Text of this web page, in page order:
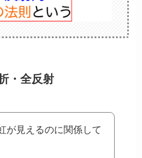
・全反射
が見えるのに関係して